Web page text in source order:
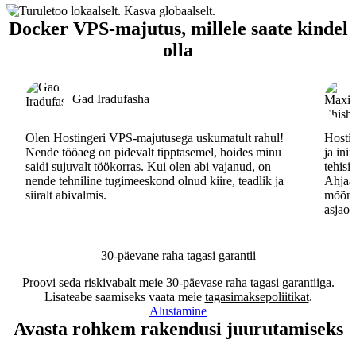
Docker VPS-majutus, millele saate kindel
olla
Gad Iradufasha
Olen Hostingeri VPS-majutusega uskumatult rahul!
Nende tööaeg on pidevalt tipptasemel, hoides minu
saidi sujuvalt töökorras. Kui olen abi vajanud, on
nende tehniline tugimeeskond olnud kiire, teadlik ja
siiralt abivalmis.
ja
30-päevane raha tagasi garantii
Proovi seda riskivabalt meie 30-päevase raha tagasi garantiiga.
Lisateabe saamiseks vaata meie tagasimaksepoliitikat.
Alustamine
Avasta rohkem rakendusi juurutamiseks